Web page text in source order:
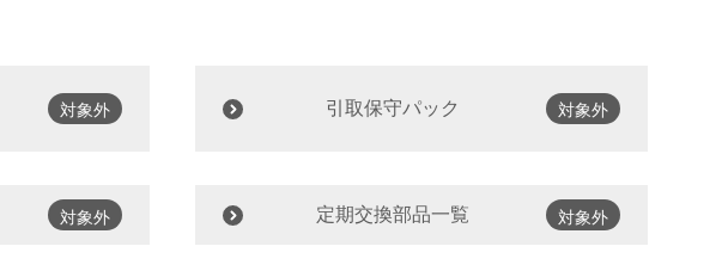
対象外 引取保守パック 対象外
対象外 定期交換部品一覧 対象外